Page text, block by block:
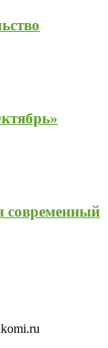
современный